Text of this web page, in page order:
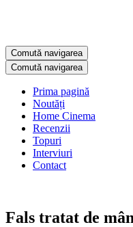
Comută navigarea
Comută navigarea
Prima pagină
Noutăți
Home Cinema
Recenzii
Topuri
Interviuri
Contact
Fals tratat de